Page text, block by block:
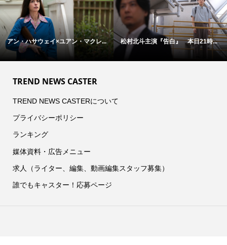
アン・ハサウェイ×ユアン・マクレ... 松村北斗主演『告白』 本日21時...
TREND NEWS CASTER
TREND NEWS CASTERについて
プライバシーポリシー
ランキング
媒体資料・広告メニュー
求人（ライター、編集、動画編集スタッフ募集）
誰でもキャスター！応募ページ